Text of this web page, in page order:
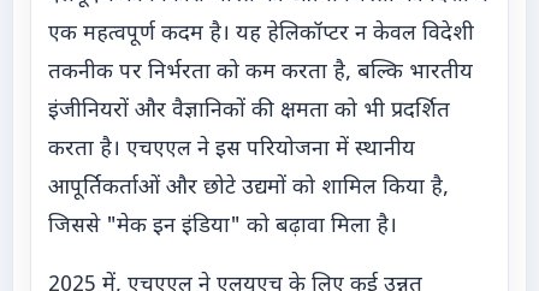
एक महत्वपूर्ण कदम है। यह हेलिकॉप्टर न केवल विदेशी
तकनीक पर निर्भरता को कम करता है, बल्कि भारतीय
इंजीनियरों और वैज्ञानिकों की क्षमता को भी प्रदर्शित
करता है। एचएएल ने इस परियोजना में स्थानीय
आपूर्तिकर्ताओं और छोटे उद्यमों को शामिल किया है,
जिससे "मेक इन इंडिया" को बढ़ावा मिला है।